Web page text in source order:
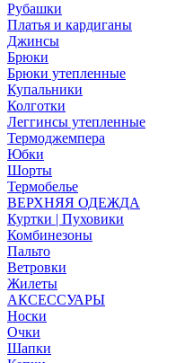
Рубашки
Платья и кардиганы
Джинсы
Брюки
Брюки утепленные
Купальники
Колготки
Леггинсы утепленные
Термоджемпера
Юбки
Шорты
Термобелье
ВЕРХНЯЯ ОДЕЖДА
Куртки | Пуховики
Комбинезоны
Пальто
Ветровки
Жилеты
АКСЕССУАРЫ
Носки
Очки
Шапки